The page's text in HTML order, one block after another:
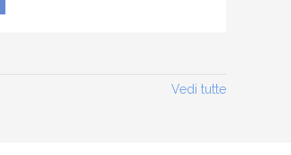
Vedi tutte